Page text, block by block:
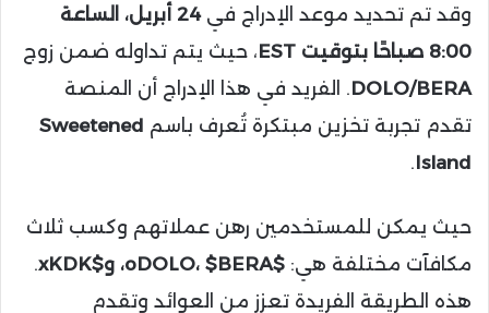
وقد تم تحديد موعد الإدراج في
24 أبريل، الساعة
8:00 صباحًا بتوقيت EST
، حيث يتم تداوله ضمن زوج
DOLO/BERA. الفريد في هذا الإدراج أن المنصة
تقدم تجربة تخزين مبتكرة تُعرف باسم Sweetened
Island
.
حيث يمكن للمستخدمين رهن عملاتهم وكسب ثلاث
مكافآت مختلفة هي: $oDOLO، $BERA، و$xKDK
.
هذه الطريقة الفريدة تعزز من العوائد وتقدم